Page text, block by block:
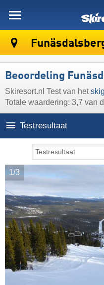
Beoordeling
Skiresort.nl Test van het
Totale waardering: 3,7 van
Testresultaat
1/3